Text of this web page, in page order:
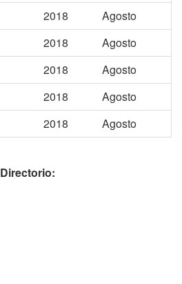
2018
Agosto
2018
Agosto
2018
Agosto
2018
Agosto
2018 Agosto
Directorio: